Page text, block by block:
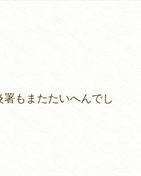
もまたたいへんでし